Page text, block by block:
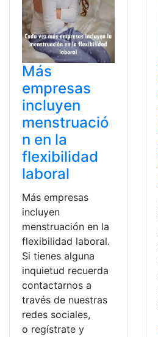
Más
empresas
incluyen
menstruació
n en la
flexibilidad
laboral
Más empresas
incluyen
menstruación en la
flexibilidad laboral.
Si tienes alguna
inquietud recuerda
contactarnos a
través de nuestras
redes sociales,
o regístrate y